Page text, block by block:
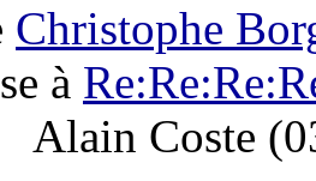
Christophe
à
Alain Coste